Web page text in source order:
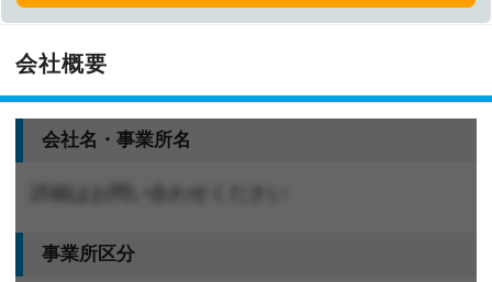
会社概要
会社名・事業所名
事業所区分